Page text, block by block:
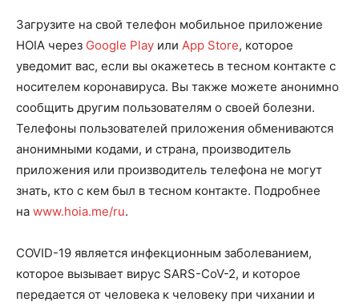
Загрузите на свой телефон мобильное приложение
HOIA через Google Play или App Store, которое
уведомит вас, если вы окажетесь в тесном контакте с
носителем коронавируса. Вы также можете анонимно
сообщить другим пользователям о своей болезни.
Телефоны пользователей приложения обмениваются
анонимными кодами, и страна, производитель
приложения или производитель телефона не могут
знать, кто с кем был в тесном контакте. Подробнее
на www.hoia.me/ru.
COVID-19 является инфекционным заболеванием,
которое вызывает вирус SARS-CoV-2, и которое
передается от человека к человеку при чихании и